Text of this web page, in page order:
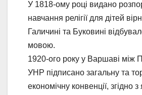
У 1818-ому році видано
навчання релігії для дітей
Галичині та Буковині
мовою.
1920-ого року у Варшаві між
УНР підписано загальну та
економічну конвенції, згідно